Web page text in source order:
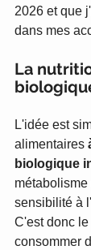
2026 et que
dans mes
La
L'idée est
alimentaires
biologique
métabolisme
sensibilité à
C'est donc
consommer